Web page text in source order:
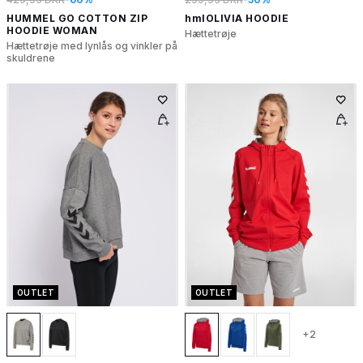
HUMMEL GO COTTON ZIP
HOODIE WOMAN
Hættetrøje med lynlås og vinkler på
skuldrene
hmlOLIVIA HOODIE
Hættetrøje
OUTLET OUTLET
+2